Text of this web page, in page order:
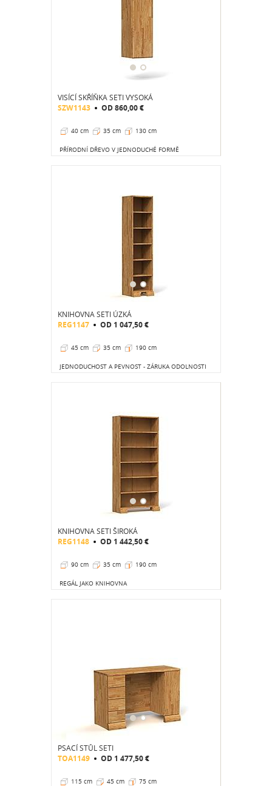
VISÍCÍ SKŘÍŇKA SETI VYSOKÁ
SZW1143 OD860,00 €
40 cm 35 cm 130 cm
PŘÍRODNÍ DŘEVO V JEDNODUCHÉ FORMĚ
KNIHOVNA SETI ÚZKÁ
REG1147 OD 1 047,50 €
45 cm 35 cm 190 cm
JEDNODUCHOST A PEVNOST - ZÁRUKA ODOLNOSTI
KNIHOVNA SETI ŠIROKÁ
REG1148 OD 1 442,50 €
90 cm 35 cm 190 cm
REGÁL JAKO KNIHOVNA
PSACÍ STŮL SETI
TOA1149 OD 1 477,50 €
115 cm 45 cm 75 cm